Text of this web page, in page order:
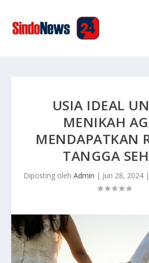
USIA IDEAL
MENIKAH
MENDAPATKAN
TANGGA
Diposting oleh Admin | Jun 28, 2024|